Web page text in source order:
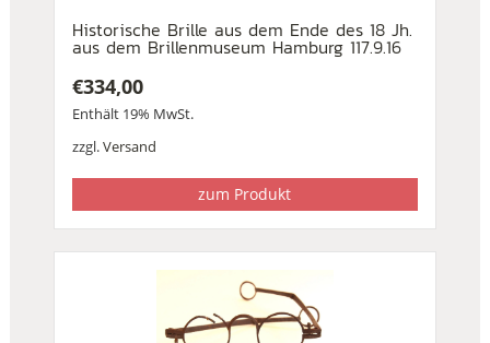
Historische Brille aus dem Ende des 18 Jh.
aus dem Brillenmuseum Hamburg 117.9.16
€334,00
Enthält 19% MwSt.
zzgl.Versand
zum Produkt